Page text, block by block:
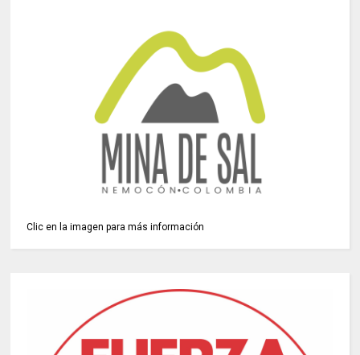
Clic en la imagen para más información